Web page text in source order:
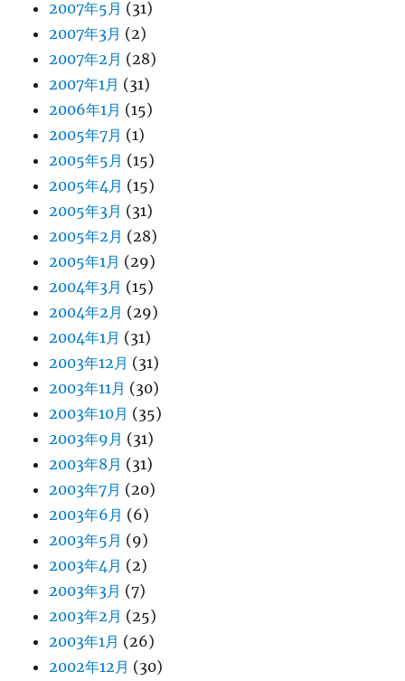
2007年5月 (31)
2007年3月 (2)
2007年2月 (28)
2007年1月 (31)
2006年1月 (15)
2005年7月 (1)
2005年5月 (15)
2005年4月 (15)
2005年3月 (31)
2005年2月 (28)
2005年1月 (29)
2004年3月 (15)
2004年2月 (29)
2004年1月 (31)
2003年12月 (31)
2003年11月 (30)
2003年10月 (35)
2003年9月 (31)
2003年8月 (31)
2003年7月 (20)
2003年6月 (6)
2003年5月 (9)
2003年4月 (2)
2003年3月 (7)
2003年2月 (25)
2003年1月 (26)
2002年12月 (30)